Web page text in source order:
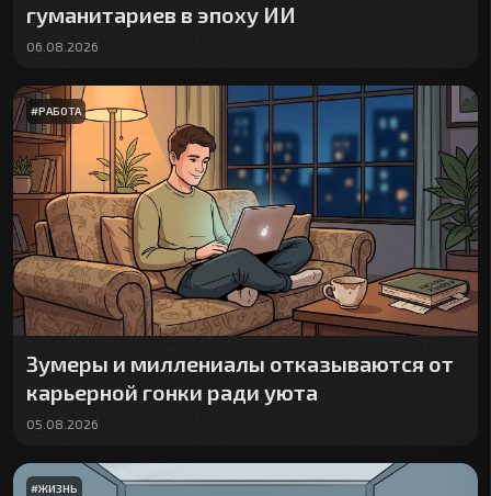
гуманитариев в эпоху ИИ
06.08.2026
#РАБОТА
Зумеры и миллениалы отказываются от
карьерной гонки ради уюта
05.08.2026
#ЖИЗНЬ